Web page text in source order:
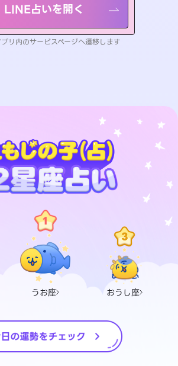
LINE占いを開く
リ内のサービスページへ遷移します
うお座 おうし座